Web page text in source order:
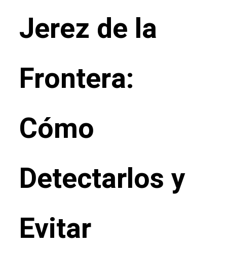
Jerez de la
Frontera:
Cómo
Detectarlos y
Evitar